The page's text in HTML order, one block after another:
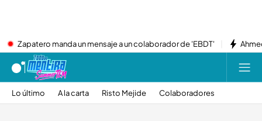
Zapatero manda un mensaje a un colaborador de 'EBDT'
Lo último A la carta Risto Mejide Colaboradores